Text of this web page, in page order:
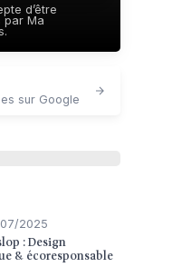
d’être
par Ma
sur Google
2025
: Design
& écoresponsable